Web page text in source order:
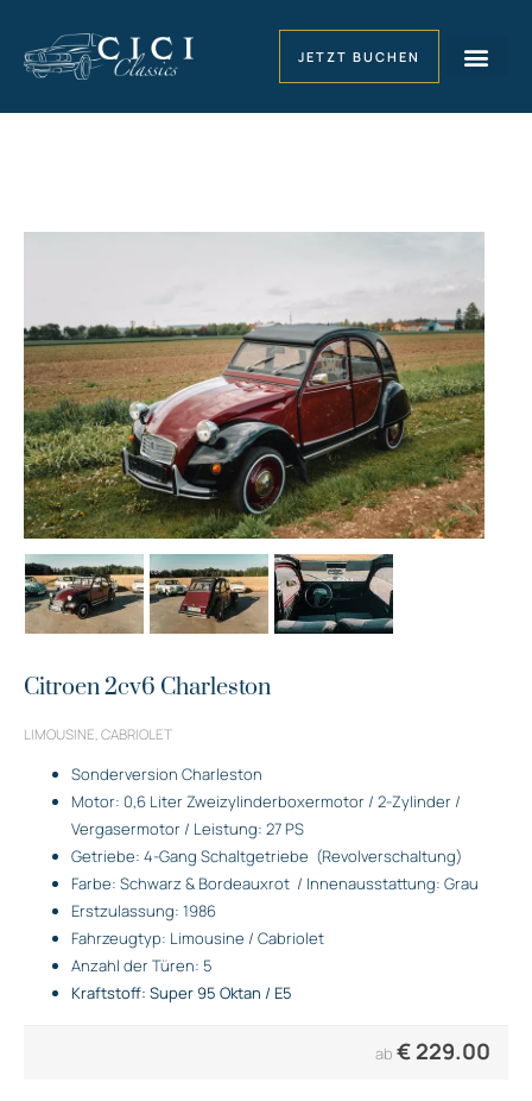
JETZT BUCHEN
Citroen 2cv6 Charleston
LIMOUSINE, CABRIOLET
Sonderversion Charleston
Motor: 0,6 Liter Zweizylinderboxermotor / 2-Zylinder /
Vergasermotor / Leistung: 27 PS
Getriebe: 4-Gang Schaltgetriebe (Revolverschaltung)
Farbe: Schwarz & Bordeauxrot / Innenausstattung: Grau
Erstzulassung: 1986
Fahrzeugtyp: Limousine / Cabriolet
Anzahl der Türen: 5
Kraftstoff: Super 95 Oktan / E5
ab € 229.00